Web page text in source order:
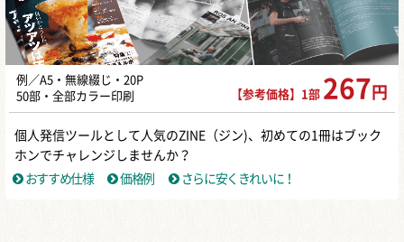
例／A5・無線綴じ・20P
50部・全部カラー印刷
【参考価格】1部 267 円
個人発信ツールとして人気のZINE（ジン)、初めての1冊はブック
ホンでチャレンジしませんか？
おすすめ仕様
価格例 さらに安くきれいに！